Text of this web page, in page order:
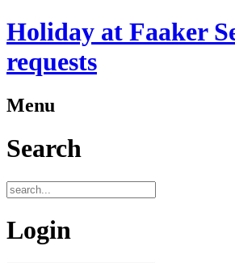
Holiday at Faaker
requests
Menu
Search
Login